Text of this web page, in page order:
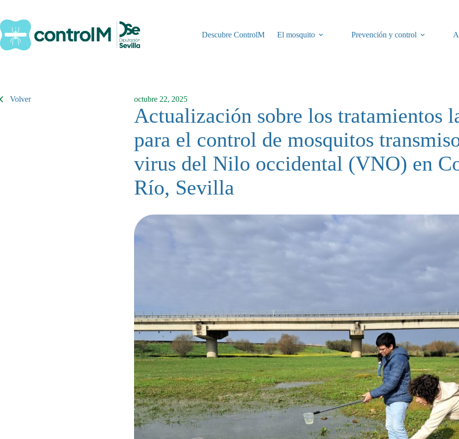
contenido
Descubre ControlM
El mosquito Prevención y control
Volver octubre 22, 2025
Actualización sobre los tratamientos
para el control de mosquitos
virus del Nilo occidental (VNO) en
Río, Sevilla